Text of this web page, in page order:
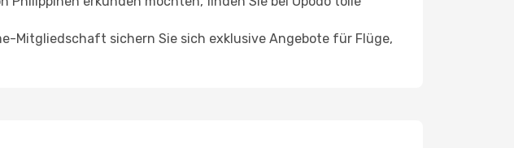
Mitgliedschaft sichern Sie sich exklusive Angebote für Flüge,